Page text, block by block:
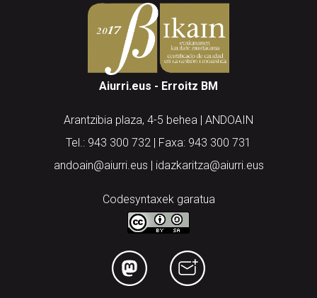
Aiurri.eus - Erroitz BM
Arantzibia plaza, 4-5 behea | ANDOAIN
Tel.: 943 300 732 | Faxa: 943 300 731
andoain@aiurri.eus | idazkaritza@aiurri.eus
Codesyntaxek garatua